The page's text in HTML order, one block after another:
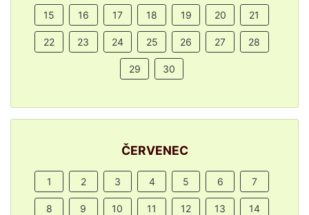
15 16 17 18 19 20 21
22 23 24 25 26 27 28
29 30
ČERVENEC
1 2 3 4 5 6 7
8 9 10 11 12 13 14